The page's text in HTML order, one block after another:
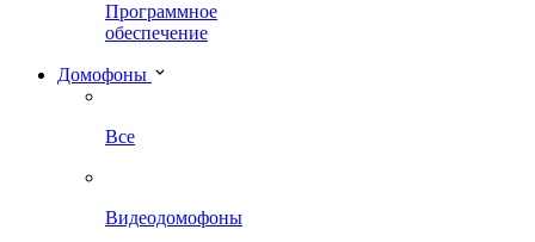
Программное
обеспечение
Домофоны
Все
Видеодомофоны